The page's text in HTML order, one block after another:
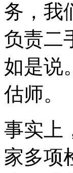
务，我
负责二
如是说
估师。
事实上
家多项